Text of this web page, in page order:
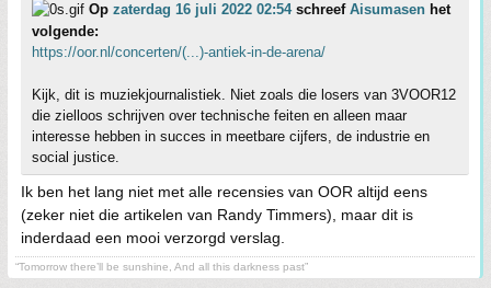
Op zaterdag 16 juli 2022 02:54schreef Aisumasen het
volgende:
https://oor.nl/concerten/(...)-antiek-in-de-arena/
Kijk, dit is muziekjournalistiek. Niet zoals die losers van 3VOOR12
die zielloos schrijven over technische feiten en alleen maar
interesse hebben in succes in meetbare cijfers, de industrie en
social justice.
Ik ben het lang niet met alle recensies van OOR altijd eens
(zeker niet die artikelen van Randy Timmers), maar dit is
inderdaad een mooi verzorgd verslag.
“Tomorrow there’ll be sunshine, And all this darkness past”